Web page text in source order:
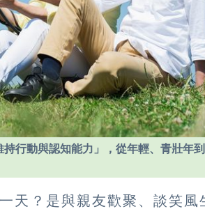
行動與認知能力」，從年輕、青壯年
天？是與親友歡聚、談笑風